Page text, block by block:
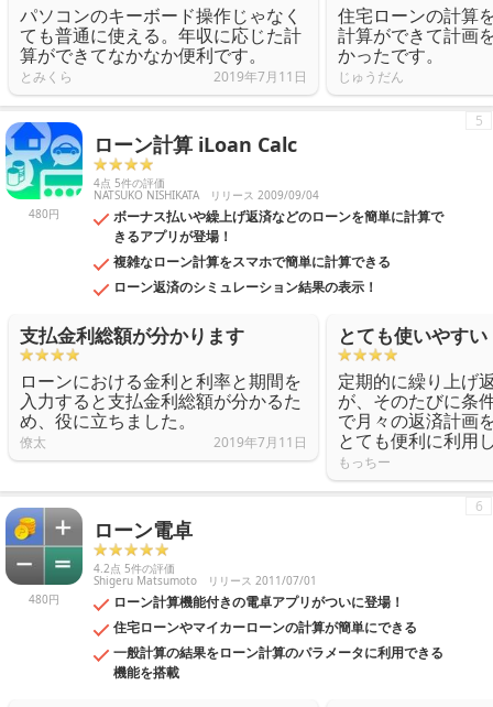
パソコンのキーボード操作じゃなく
ても普通に使える。年収に応じた計
算ができてなかなか便利です。
とみくら 2019年7月11日
住宅ローンの計算
計算ができて計画
かったです。
じゅうだん
480円
ローン計算 iLoan Calc
4点 5件の評価
NATSUKO NISHIKATA リリース 2009/09/04
ボーナス払いや繰上げ返済などのローンを簡単に計算で
きるアプリが登場！
複雑なローン計算をスマホで簡単に計算できる
ローン返済のシミュレーション結果の表示！
5
支払金利総額が分かります
ローンにおける金利と利率と期間を
入力すると支払金利総額が分かるた
め、役に立ちました。
僚太 2019年7月11日
とても使いやすい
定期的に繰り上げ
が、そのたびに条
で月々の返済計画
とても便利に利用
もっちー
480円
ローン電卓
4.2点 5件の評価
Shigeru Matsumoto リリース 2011/07/01
ローン計算機能付きの電卓アプリがついに登場！
住宅ローンやマイカーローンの計算が簡単にできる
一般計算の結果をローン計算のパラメータに利用できる
機能を搭載
6